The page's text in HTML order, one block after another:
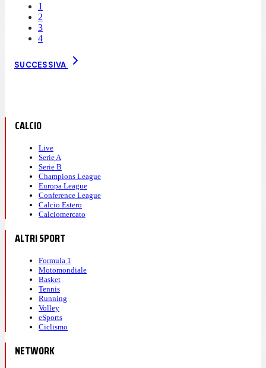
1
2
3
4
SUCCESSIVA
CALCIO
Live
Serie A
Serie B
Champions League
Europa League
Conference League
Calcio Estero
Calciomercato
ALTRI SPORT
Formula 1
Motomondiale
Basket
Tennis
Running
Volley
eSports
Ciclismo
NETWORK